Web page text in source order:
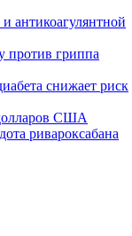
антикоагулянтной
против гриппа
снижает риск
США
ривароксабана